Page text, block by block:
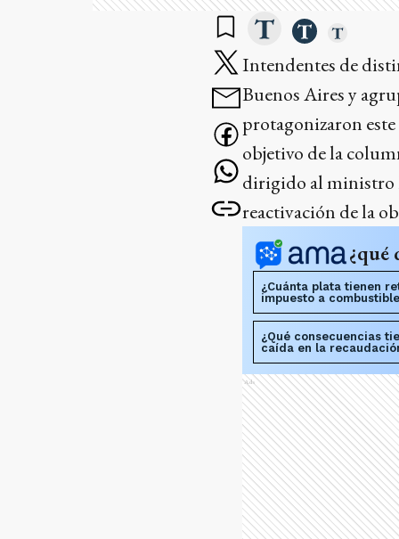
Intendentes de
Buenos Aires y
protagonizaron
objetivo de la
dirigido al ministro
reactivación de la
¿qué
¿Cuánta plata tienen
impuesto a
¿Qué consecuencias
caída en la
Ads